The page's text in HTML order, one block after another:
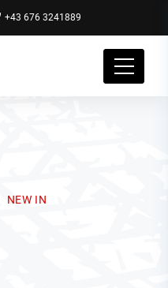
+43 676 3241889
NEW IN